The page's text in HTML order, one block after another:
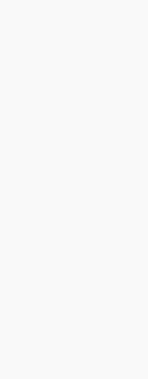
econômicas pela FEA-
desde 1983, instrutor e
públicos desde 1994 e
técnicas de